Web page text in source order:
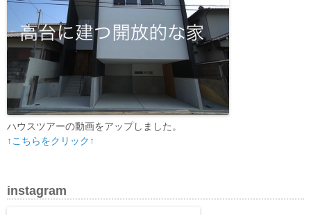
ハウスツアーの動画をアップしました。
↑こちらをクリック↑
instagram